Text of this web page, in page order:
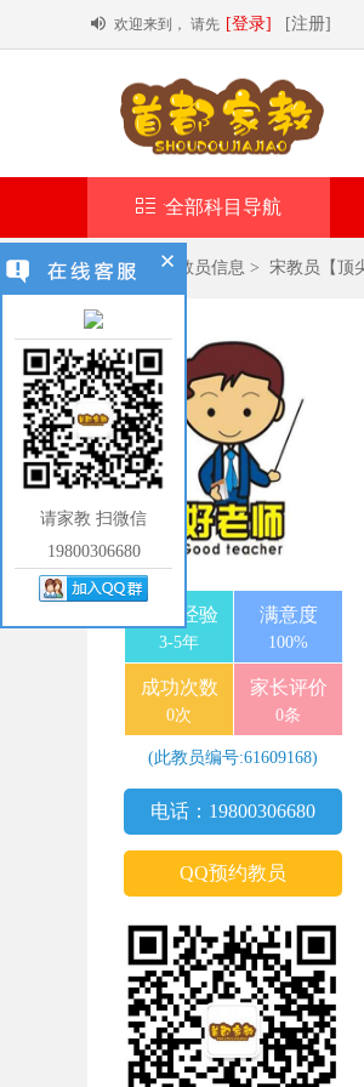
欢迎来到， 请先 [登录] [注册]
全部科目导航
首页 > 教员信息 > 宋教员【顶
教学经验
3-5年
满意度
100%
成功次数
0次
家长评价
0条
(此教员编号:61609168)
电话：19800306680
QQ预约教员
请家教 扫微信
19800306680